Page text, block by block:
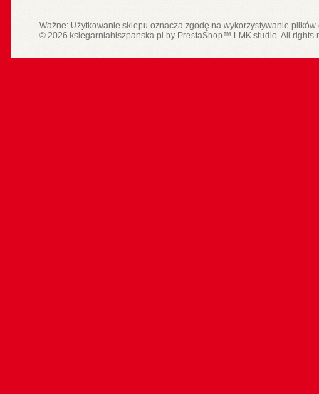
Ważne: Użytkowanie sklepu oznacza zgodę na wykorzystywanie
© 2026 ksiegarniahiszpanska.pl by PrestaShop™ LMK studio. All rights